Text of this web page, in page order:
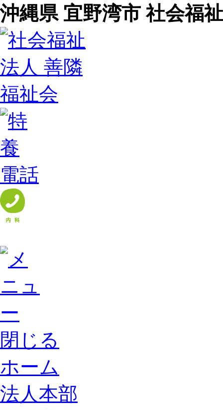
沖縄県 宜野湾市 社会福
閉じる
ホーム
法人本部